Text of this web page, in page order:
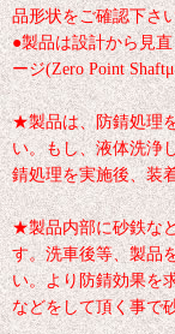
品形状をご確認下さ
●製品は設計から見
ージ(Zero Point
★製品は、防錆処理
い。もし、液体洗浄
錆処理を実施後、装
★製品内部に砂鉄な
す。洗車後等、製品
い。より防錆効果を
などをして頂く事で